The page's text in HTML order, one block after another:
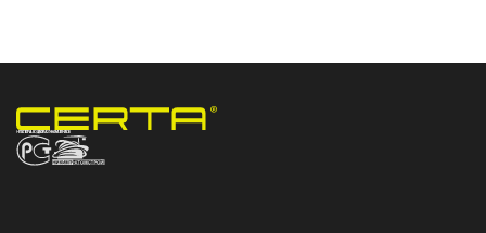
НПП «СПЕКТР» ЗАВОД ЛАКОКРАСОЧНЫХ МАТЕРИАЛОВ